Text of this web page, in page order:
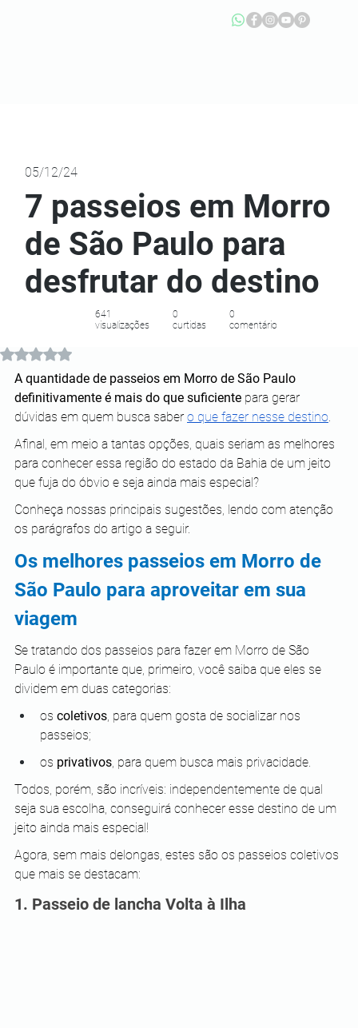
Avaliado com NaN de 5 estrelas.
A quantidade de passeios em Morro de São Paulo
definitivamente é mais do que suficiente para gerar
dúvidas em quem busca saber o que fazer nesse destino.
Afinal, em meio a tantas opções, quais seriam as melhores
para conhecer essa região do estado da Bahia de um jeito
que fuja do óbvio e seja ainda mais especial?
Conheça nossas principais sugestões, lendo com atenção
os parágrafos do artigo a seguir.
Os melhores passeios em Morro de
São Paulo para aproveitar em sua
viagem
Se tratando dos passeios para fazer em Morro de São
Paulo é importante que, primeiro, você saiba que eles se
dividem em duas categorias:
os coletivos, para quem gosta de socializar nos
passeios;
os privativos, para quem busca mais privacidade.
Todos, porém, são incríveis: independentemente de qual
seja sua escolha, conseguirá conhecer esse destino de um
jeito ainda mais especial!
Agora, sem mais delongas, estes são os passeios coletivos
que mais se destacam:
1. Passeio de lancha Volta à Ilha
641
visualizações
0
curtidas
0
comentário
7 passeios em Morro
de São Paulo para
desfrutar do destino
05/12/24